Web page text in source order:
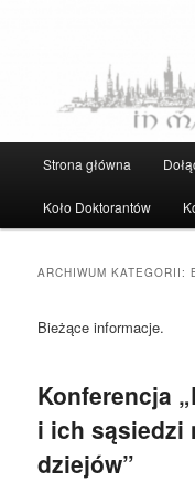
Naukowe
Strona główna
Koło Doktorantów
ARCHIWUM KATEGORII:
Bieżące informacje.
Konferencja
i ich sąsiedzi
dziejów”